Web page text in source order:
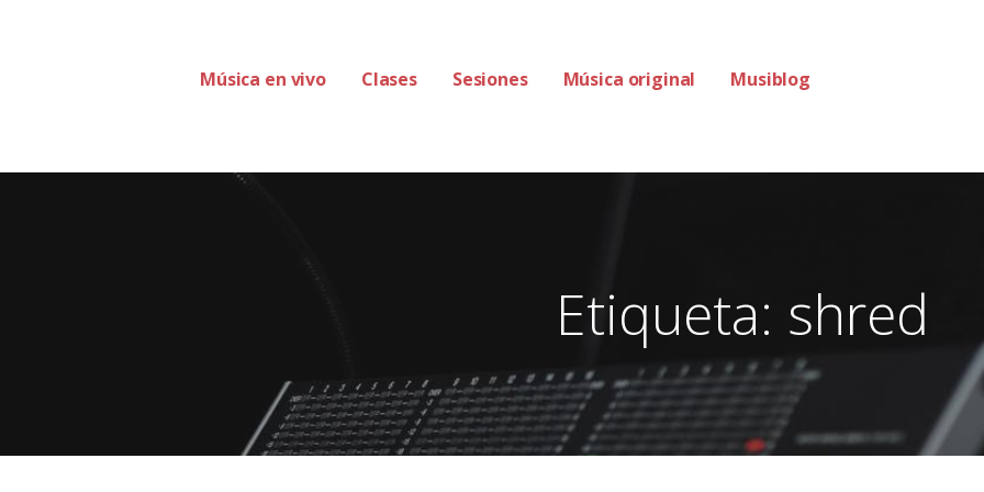
Música en vivo Clases Sesiones Música original Musiblog
Etiqueta: shred